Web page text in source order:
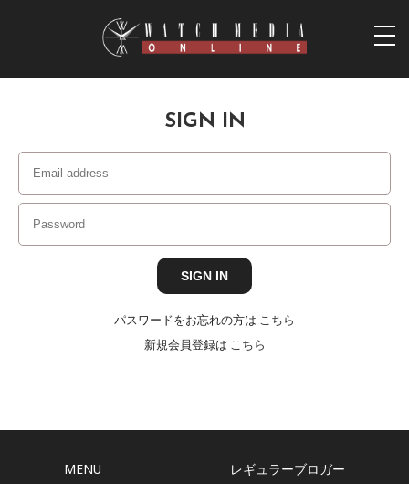
SIGN IN
パスワードをお忘れの方は こちら
新規会員登録は こちら
MENU
レギュラーブロガー